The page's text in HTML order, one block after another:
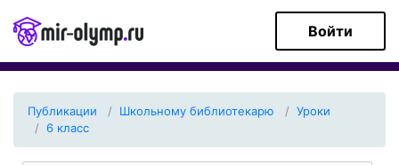
Войти
Публикации Школьному библиотекарю
Уроки
6 класс